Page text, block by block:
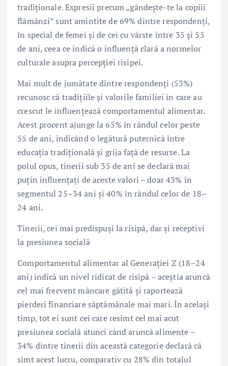
tradiționale. Expresii precum „gândește-te la copiii
flămânzi” sunt amintite de 69% dintre respondenți,
în special de femei și de cei cu vârste între 35 și 55
de ani, ceea ce indică o influență clară a normelor
culturale asupra percepției risipei.
Mai mult de jumătate dintre respondenți (53%)
recunosc că tradițiile și valorile familiei în care au
crescut le influențează comportamentul alimentar.
Acest procent ajunge la 65% în rândul celor peste
55 de ani, indicând o legătură puternică între
educația tradițională și grija față de resurse. La
polul opus, tinerii sub 35 de ani se declară mai
puțin influențați de aceste valori – doar 43% în
segmentul 25–34 ani și 40% în rândul celor de 18–
24 ani.
Tinerii, cei mai predispuși la risipă, dar și receptivi
la presiunea socială
Comportamentul alimentar al Generației Z (18–24
ani) indică un nivel ridicat de risipă – aceștia aruncă
cel mai frecvent mâncare gătită și raportează
pierderi financiare săptămânale mai mari. În același
timp, tot ei sunt cei care resimt cel mai acut
presiunea socială atunci când aruncă alimente –
34% dintre tinerii din această categorie declară că
simt acest lucru, comparativ cu 28% din totalul